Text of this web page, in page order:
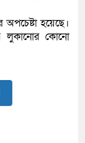
হয়েছে।
কোনো